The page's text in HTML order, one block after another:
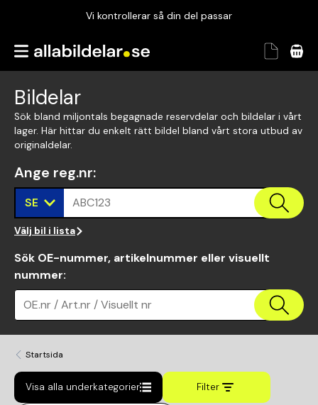
Vi kontrollerar så din del passar
Garanterad passform
Bildelar
Sök bland miljontals begagnade reservdelar och bildelar i vårt
lager. Här hittar du enkelt rätt bildel bland vårt stora utbud av
originaldelar.
Ange reg.nr:
SE ABC123
Välj bil i lista
Sök OE-nummer, artikelnummer eller visuellt
nummer:
OE.nr / Art.nr / Visuellt nr
Startsida
Visa alla underkategorier Filter